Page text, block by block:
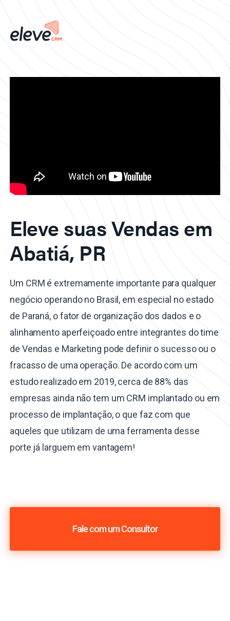
Eleve suas Vendas em
Abatiá, PR
Um CRM é extremamente importante para qualquer
negócio operando no Brasil, em especial no estado
de Paraná, o fator de organização dos dados e o
alinhamento aperfeiçoado entre integrantes do time
de Vendas e Marketing pode definir o sucesso ou o
fracasso de uma operação. De acordo com um
estudo realizado em 2019, cerca de 88% das
empresas ainda não tem um CRM implantado ou em
processo de implantação, o que faz com que
aqueles que utilizam de uma ferramenta desse
porte já larguem em vantagem!
Fale com um Consultor